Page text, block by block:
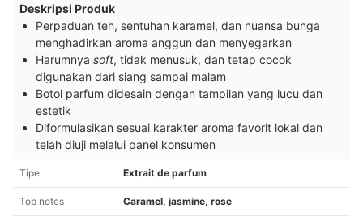
Deskripsi Produk
Perpaduan teh, sentuhan karamel, dan nuansa bunga
menghadirkan aroma anggun dan menyegarkan
Harumnya soft, tidak menusuk, dan tetap cocok
digunakan dari siang sampai malam
Botol parfum didesain dengan tampilan yang lucu dan
estetik
Diformulasikan sesuai karakter aroma favorit lokal dan
telah diuji melalui panel konsumen
Tipe Extrait de parfum
Top notes Caramel, jasmine, rose